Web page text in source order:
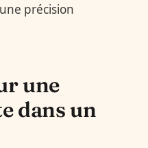
précision
une
dans un